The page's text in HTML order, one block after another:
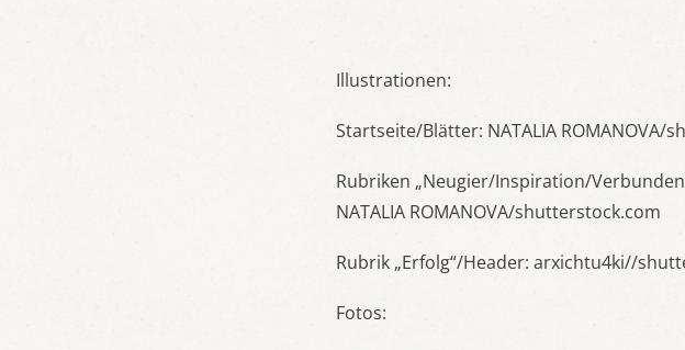
Illustrationen:
Startseite/Blätter: NATALIA ROMANOVA/
Rubriken „Neugier/Inspiration/
NATALIA ROMANOVA/shutterstock.com
Rubrik „Erfolg“/Header: arxichtu4ki//
Fotos: